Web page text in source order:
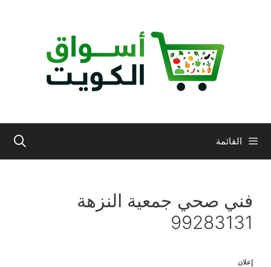
القائمة
فني صحي جمعية النزهة
99283131
إعلان